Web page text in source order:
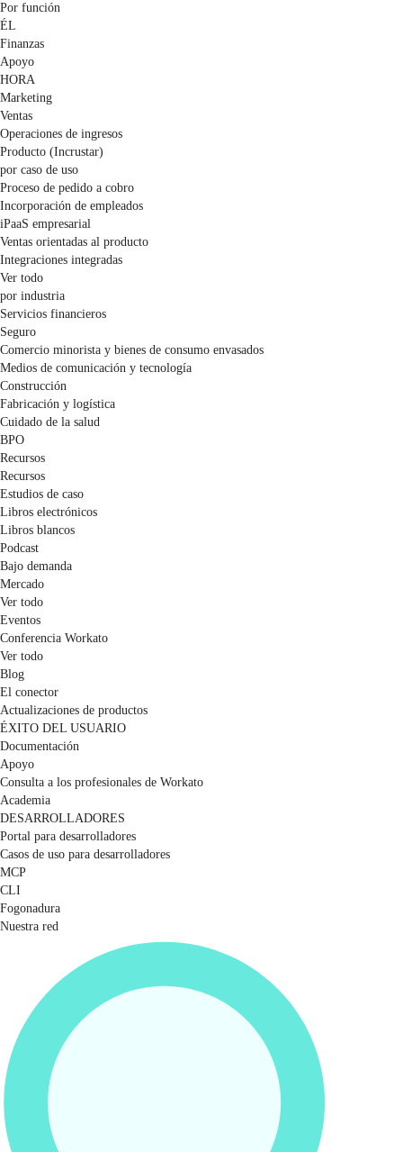
Por función
ÉL
Finanzas
Apoyo
HORA
Marketing
Ventas
Operaciones de ingresos
Producto (Incrustar)
por caso de uso
Proceso de pedido a cobro
Incorporación de empleados
iPaaS empresarial
Ventas orientadas al producto
Integraciones integradas
Ver todo
por industria
Servicios financieros
Seguro
Comercio minorista y bienes de consumo envasados
Medios de comunicación y tecnología
Construcción
Fabricación y logística
Cuidado de la salud
BPO
Recursos
Recursos
Estudios de caso
Libros electrónicos
Libros blancos
Podcast
Bajo demanda
Mercado
Ver todo
Eventos
Conferencia Workato
Ver todo
Blog
El conector
Actualizaciones de productos
ÉXITO DEL USUARIO
Documentación
Apoyo
Consulta a los profesionales de Workato
Academia
DESARROLLADORES
Portal para desarrolladores
Casos de uso para desarrolladores
MCP
CLI
Fogonadura
Nuestra red